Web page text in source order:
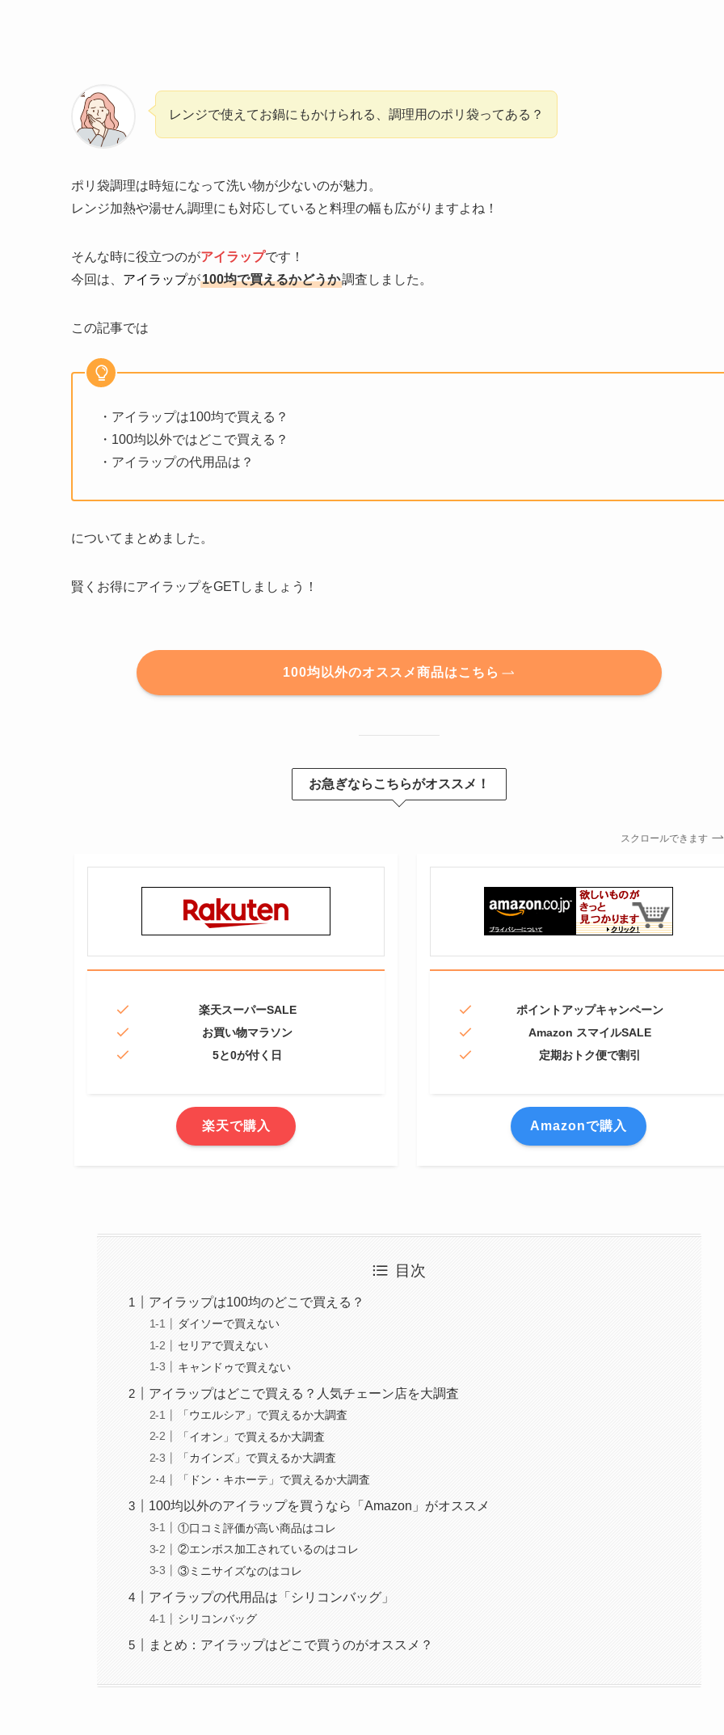
レンジで使えてお鍋にもかけられる、調理用のポリ袋ってある？
ポリ袋調理は時短になって洗い物が少ないのが魅力。
レンジ加熱や湯せん調理にも対応していると料理の幅も広がりますよね！
そんな時に役立つのがアイラップです！
今回は、 アイラップが100均で買えるかどうか調査しました。
この記事では
・アイラップは100均で買える？
・100均以外ではどこで買える？
・アイラップの代用品は？
についてまとめました。
賢くお得にアイラップをGETしましょう！
100均以外のオススメ商品はこちら
お急ぎならこちらがオススメ！
スクロールできます
楽天スーパーSALE
お買い物マラソン
5と0が付く日
楽天で購入
ポイントアップキャンペーン
Amazon スマイルSALE
定期おトク便で割引
Amazonで購入
目次
アイラップは100均のどこで買える？
ダイソーで買えない
セリアで買えない
キャンドゥで買えない
アイラップはどこで買える？人気チェーン店を大調査
「ウエルシア」で買えるか大調査
「イオン」で買えるか大調査
「カインズ」で買えるか大調査
「ドン・キホーテ」で買えるか大調査
100均以外のアイラップを買うなら「Amazon」がオススメ
①口コミ評価が高い商品はコレ
②エンボス加工されているのはコレ
③ミニサイズなのはコレ
アイラップの代用品は「シリコンバッグ」
シリコンバッグ
まとめ：アイラップはどこで買うのがオススメ？